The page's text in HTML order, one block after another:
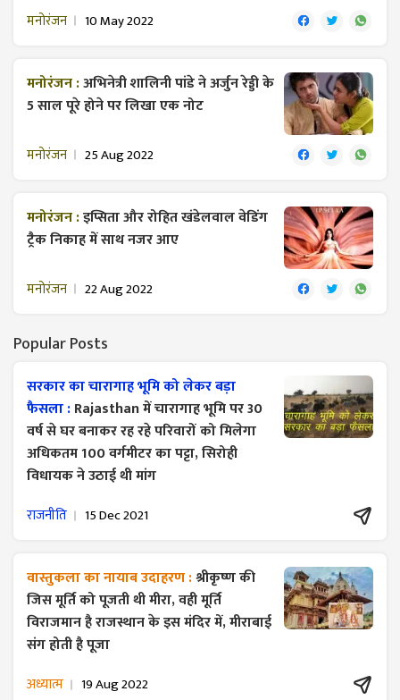
मनोरंजन 10 May 2022
मनोरंजन :अभिनेत्री शालिनी पांडे ने अर्जुन रेड्डी के
5 साल पूरे होने पर लिखा एक नोट
मनोरंजन 25 Aug 2022
मनोरंजन :इप्सिता और रोहित खंडेलवाल वेडिंग
ट्रैक निकाह में साथ नजर आए
मनोरंजन 22 Aug 2022
Popular Posts
सरकार का चारागाह भूमि को लेकर बड़ा
फैसला :Rajasthan में चारागाह भूमि पर 30
वर्ष से घर बनाकर रह रहे परिवारों को मिलेगा
अधिकतम 100 वर्गमीटर का पट्टा, सिरोही
विधायक ने उठाई थी मांग
राजनीति 15 Dec 2021
वास्तुकला का नायाब उदाहरण :श्रीकृष्ण की
जिस मूर्ति को पूजती थी मीरा, वही मूर्ति
विराजमान है राजस्थान के इस मंदिर में, मीराबाई
संग होती है पूजा
अध्यात्म 19 Aug 2022